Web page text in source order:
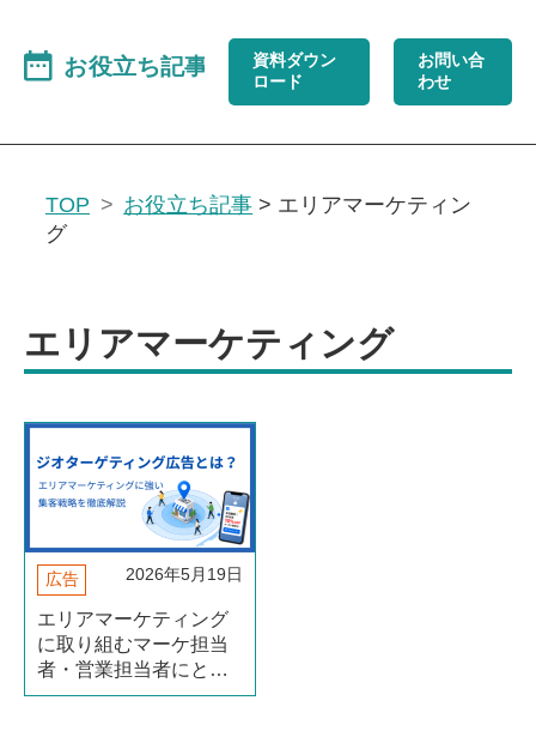
資料ダウン
ロード
お問い合
わせ
TOP お役立ち記事 > エリアマーケティン
グ
エリアマーケティング
広告 2026年5月19日
​エリアマーケティング
に取り組むマーケ担当
者・営業担当者にとっ
て、「いかに無駄な広